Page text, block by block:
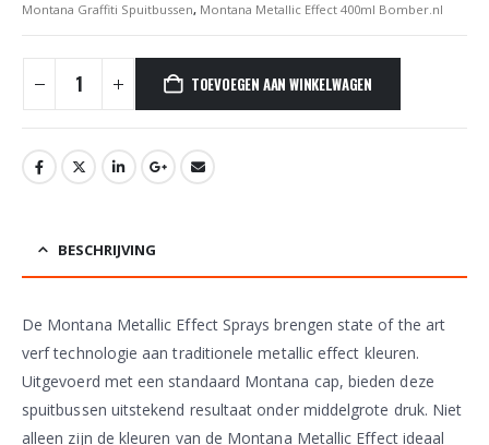
Montana Graffiti Spuitbussen, Montana Metallic Effect 400ml Bomber.nl
TOEVOEGEN AAN WINKELWAGEN
BESCHRIJVING
De Montana Metallic Effect Sprays brengen state of the art
verf technologie aan traditionele metallic effect kleuren.
Uitgevoerd met een standaard Montana cap, bieden deze
spuitbussen uitstekend resultaat onder middelgrote druk. Niet
alleen zijn de kleuren van de Montana Metallic Effect ideaal